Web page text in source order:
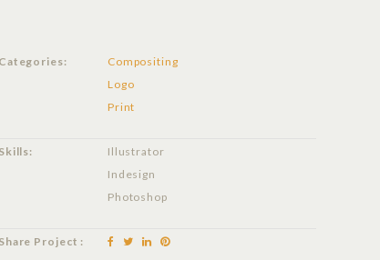
Categories:
Compositing
Logo
Print
Skills:
Illustrator
Indesign
Photoshop
Share Project :